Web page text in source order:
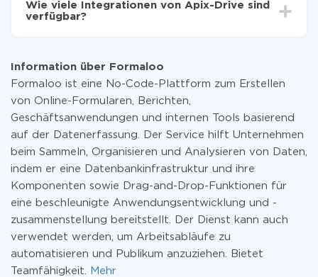
zahlen nur für die Datenmenge, die über unseren
Service von einem System auf ein anderes übertragen
Weitere Informationen zuTarifen
Wie viele Integrationen von Apix-Drive sind
verfügbar?
Information über Formaloo
Formaloo ist eine No-Code-Plattform zum Erstellen
von Online-Formularen, Berichten,
Geschäftsanwendungen und internen Tools basierend
auf der Datenerfassung. Der Service hilft Unternehmen
beim Sammeln, Organisieren und Analysieren von Daten,
indem er eine Datenbankinfrastruktur und ihre
Komponenten sowie Drag-and-Drop-Funktionen für
eine beschleunigte Anwendungsentwicklung und -
zusammenstellung bereitstellt. Der Dienst kann auch
verwendet werden, um Arbeitsabläufe zu
automatisieren und Publikum anzuziehen. Bietet
Teamfähigkeit.
Mehr